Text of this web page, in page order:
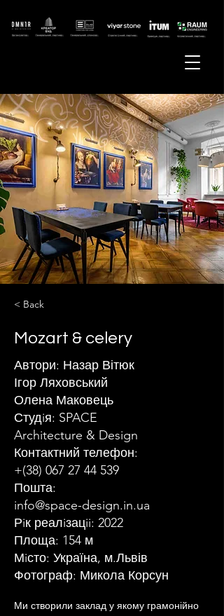
< Back
Mozart & celery
Автори: Назар Вітюк
Ігор Ляховський
Олена Маковець
Студiя: SPACE
Architecture & Design
Контактний телефон:
+(38) 067 27 44 539
Пошта:
info@space-design.in.ua
Рiк реалiзацii: 2022
Площа: 154 м
Мiсто: Україна, м.Львів
Фотограф: Микола Корсун
Ми створили заклад у якому грамонійно